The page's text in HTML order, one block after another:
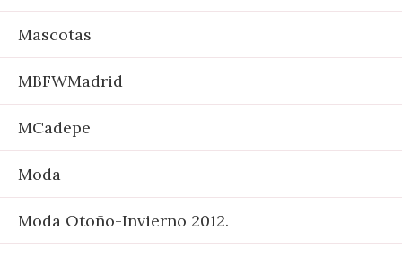
Mascotas
MBFWMadrid
MCadepe
Moda
Moda Otoño-Invierno 2012.